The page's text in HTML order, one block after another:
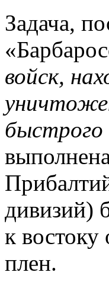
Задача,
войск,
дивизий)
к
плен.